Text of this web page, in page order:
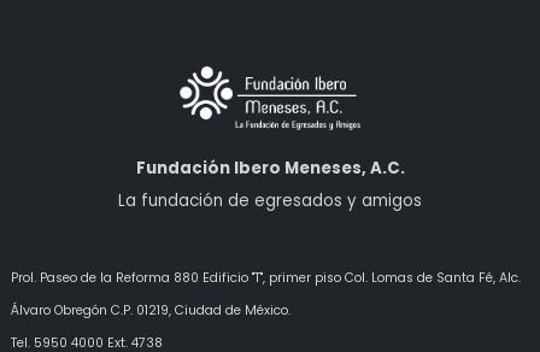
Fundación Ibero Meneses, A.C.
La fundación de egresados y amigos
Prol. Paseo de la Reforma 880 Edificio "T", primer piso Col. Lomas de Santa Fé, Alc.
Álvaro ObregónC.P. 01219, Ciudad de México.
Tel. 5950 4000 Ext. 4738